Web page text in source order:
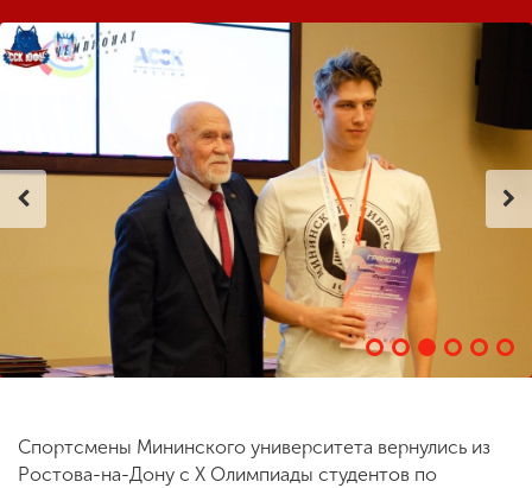
Сведения об
образовательной
организации
ENG SPN CHI
Приемная
+7 (831) 262-26-20
Спортсмены Мининского университета вернулись из
Ростова-на-Дону с X Олимпиады студентов по